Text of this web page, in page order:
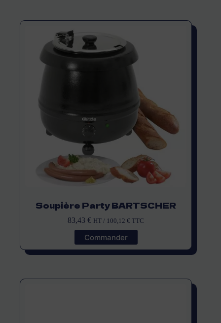
Soupière Party BARTSCHER
83,43€ HT / 100,12€ TTC
Commander